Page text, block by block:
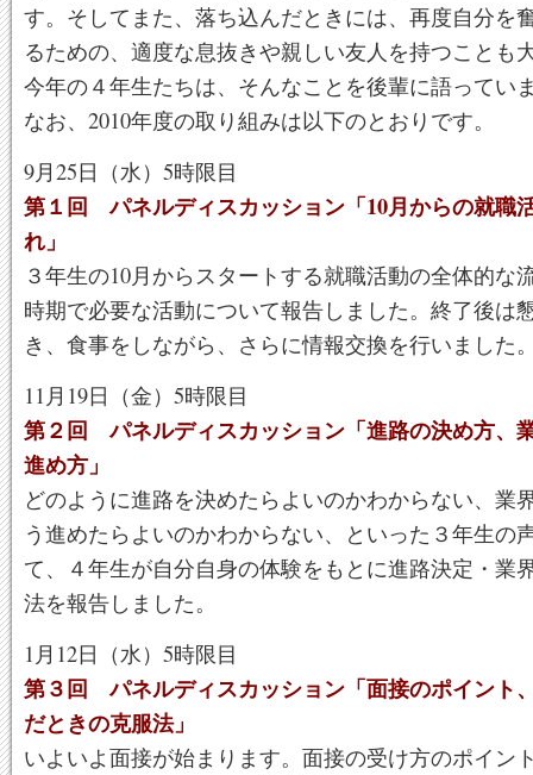
す。そしてまた、落ち込んだときには、再度自分を
るための、適度な息抜きや親しい友人を持つことも
今年の４年生たちは、そんなことを後輩に語ってい
なお、2010年度の取り組みは以下のとおりです。
9月25日（水）5時限目
第１回 パネルディスカッション「10月からの就職
れ」
３年生の10月からスタートする就職活動の全体的な
時期で必要な活動について報告しました。終了後は
き、食事をしながら、さらに情報交換を行いました
11月19日（金）5時限目
第２回 パネルディスカッション「進路の決め方、
進め方」
どのように進路を決めたらよいのかわからない、業
う進めたらよいのかわからない、といった３年生の
て、４年生が自分自身の体験をもとに進路決定・業
法を報告しました。
1月12日（水）5時限目
第３回 パネルディスカッション「面接のポイント
だときの克服法」
いよいよ面接が始まります。面接の受け方のポイン